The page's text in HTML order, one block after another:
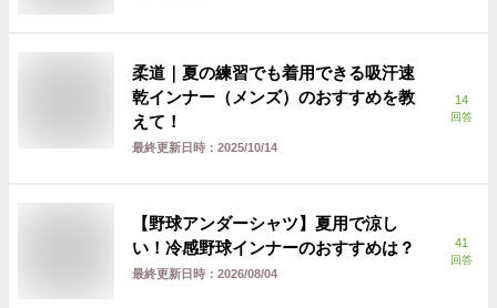
柔道｜夏の練習でも着用できる吸汗速
乾インナー（メンズ）のおすすめを教
えて！
最終更新日時： 2025/10/14
14
回答
【野球アンダーシャツ】夏用で涼し
い！冷感野球インナーのおすすめは？
最終更新日時： 2026/08/04
41
回答